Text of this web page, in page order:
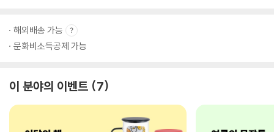
해외배송 가능
문화비소득공제 가능
이 분야의 이벤트 7